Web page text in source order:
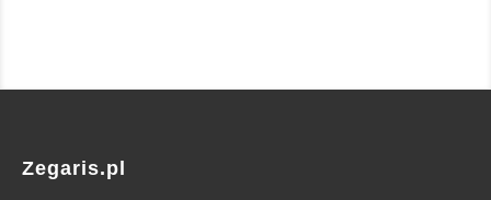
Zegaris.pl